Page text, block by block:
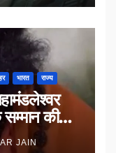
भारत राज्य
की
JAIN